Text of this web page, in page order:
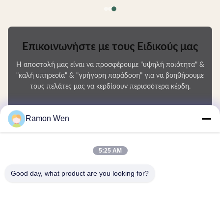
Επικοινωνήστε με τους Ειδικούς μας
Η αποστολή μας είναι να προσφέρουμε "υψηλή ποιότητα" &
"καλή υπηρεσία" & "γρήγορη παράδοση" για να βοηθήσουμε
τους πελάτες μας να κερδίσουν περισσότερα κέρδη.
Το Όνομά Σας
Ramon Wen
5:25 AM
Good day, what product are you looking for?